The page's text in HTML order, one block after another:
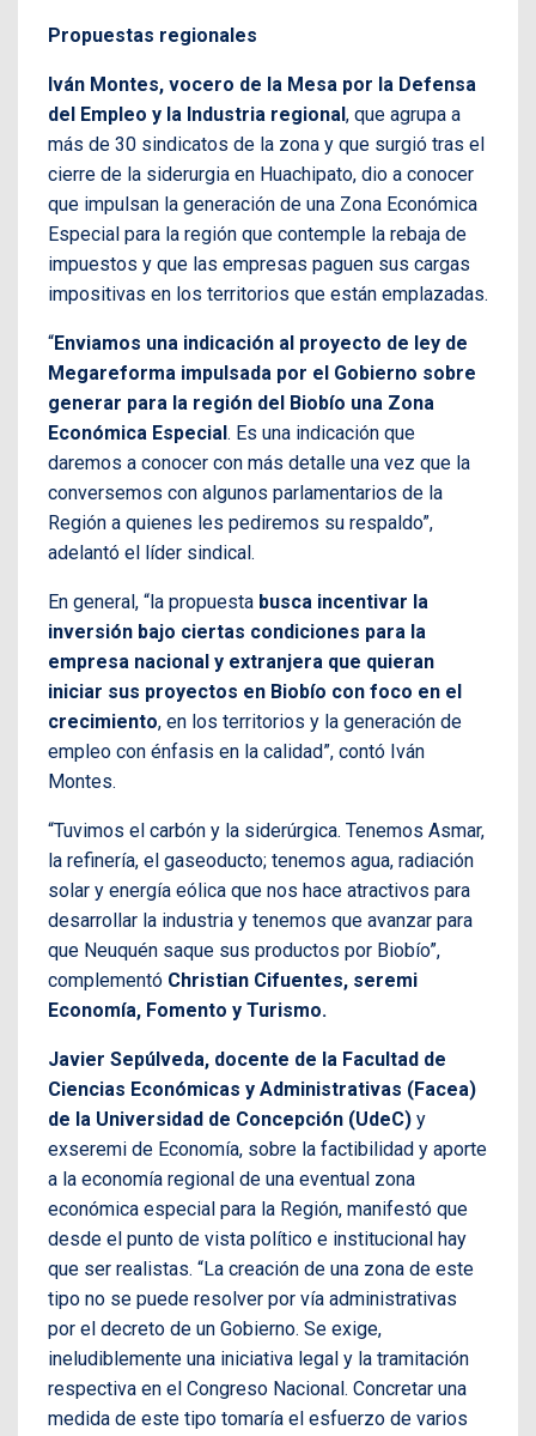
Propuestas regionales
Iván Montes, vocero de la Mesa por la Defensa
del Empleo y la Industria regional , que agrupa a
más de 30 sindicatos de la zona y que surgió tras el
cierre de la siderurgia en Huachipato, dio a conocer
que impulsan la generación de una Zona Económica
Especial para la región que contemple la rebaja de
impuestos y que las empresas paguen sus cargas
impositivas en los territorios que están emplazadas.
“Enviamos una indicación al proyecto de ley de
Megareforma impulsada por el Gobierno sobre
generar para la región del Biobío una Zona
Económica Especial . Es una indicación que
daremos a conocer con más detalle una vez que la
conversemos con algunos parlamentarios de la
Región a quienes les pediremos su respaldo”,
adelantó el líder sindical.
En general, “la propuesta busca incentivar la
inversión bajo ciertas condiciones para la
empresa nacional y extranjera que quieran
iniciar sus proyectos en Biobío con foco en el
crecimiento, en los territorios y la generación de
empleo con énfasis en la calidad”, contó Iván
Montes.
“Tuvimos el carbón y la siderúrgica. Tenemos Asmar,
la refinería, el gaseoducto; tenemos agua, radiación
solar y energía eólica que nos hace atractivos para
desarrollar la industria y tenemos que avanzar para
que Neuquén saque sus productos por Biobío”,
complementó Christian Cifuentes, seremi
Economía, Fomento y Turismo.
Javier Sepúlveda, docente de la Facultad de
Ciencias Económicas y Administrativas (Facea)
de la Universidad de Concepción (UdeC) y
exseremi de Economía, sobre la factibilidad y aporte
a la economía regional de una eventual zona
económica especial para la Región, manifestó que
desde el punto de vista político e institucional hay
que ser realistas. “La creación de una zona de este
tipo no se puede resolver por vía administrativas
por el decreto de un Gobierno. Se exige,
ineludiblemente una iniciativa legal y la tramitación
respectiva en el Congreso Nacional. Concretar una
medida de este tipo tomaría el esfuerzo de varios